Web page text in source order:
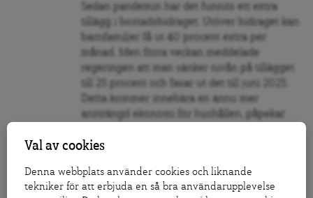
Sedan pandemin har det funnits ett extra
tillägg i bostadsbidraget. Utöver bidraget kan
barnfamiljer få ut 40 procent extra per
månad. Men förra veckan meddelade
regeringen att man sänker nivån på tillägget
till 25 procent och fasar ut det till juni 2025.
Detta kommer innebära en ännu mer
ansträngd ekonomi för hushållen, påpekar
till dagens inkomst- och hyresnivåer måste
regeringen förlänga det extra tillägget, säger
Val av cookies
Denna webbplats använder cookies och liknande
tekniker för att erbjuda en så bra användarupplevelse